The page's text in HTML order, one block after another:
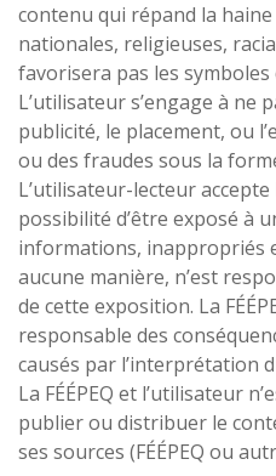
contenu qui répand la
nationales, religieuses,
favorisera pas les symboles
L’utilisateur s’engage à ne
publicité, le placement, ou
ou des fraudes sous la
L’utilisateur-lecteur
possibilité d’être exposé à
informations, inappropriés
aucune manière, n’est
de cette exposition. La
responsable des
causés par l’interprétation
La FÉÉPEQ et l’utilisateur
publier ou distribuer le
ses sources (FÉÉPEQ ou